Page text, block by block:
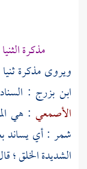
مذكرة
ويروى مذكرة
ابن بزرج :
الأصمعي : هي
شمر : أي يساند
الشديدة الخلق ؛